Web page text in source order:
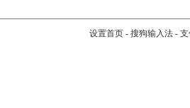
设置首页- 搜狗输入法- 支